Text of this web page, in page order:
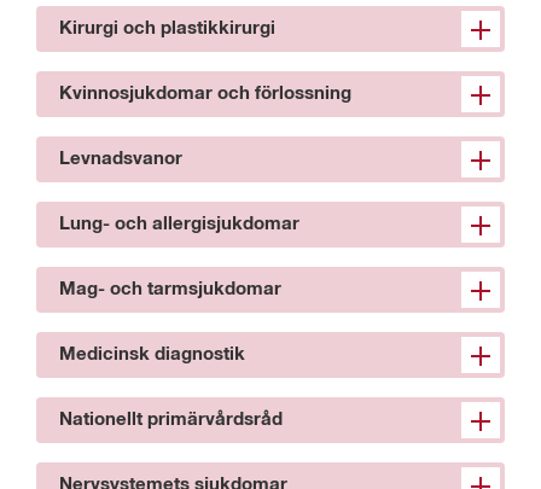
Kirurgi och plastikkirurgi
Kvinnosjukdomar och förlossning
Levnadsvanor
Lung- och allergisjukdomar
Mag- och tarmsjukdomar
Medicinsk diagnostik
Nationellt primärvårdsråd
Nervsystemets sjukdomar